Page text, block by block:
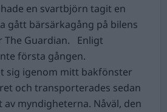
en svartbjörn tagit en
gått bärsärkagång på bilens
The Guardian. Enligt
första gången.
sig igenom mitt bakfönster
och transporterades sedan
myndigheterna. Nåväl, den